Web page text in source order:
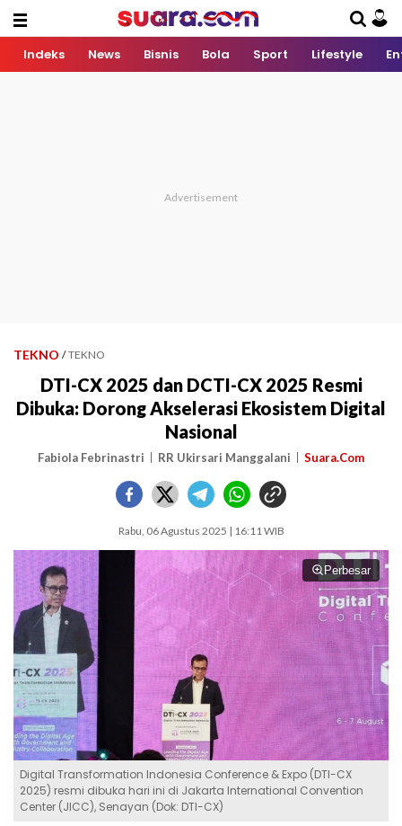
Indeks News Bisnis Bola Sport Lifestyle
TEKNO / TEKNO
DTI-CX 2025 dan DCTI-CX 2025 Resmi
Dibuka: Dorong Akselerasi Ekosistem Digital
Nasional
Fabiola Febrinastri RR Ukirsari Manggalani Suara.Com
Rabu, 06 Agustus 2025 | 16:11 WIB
Perbesar
Digital Transformation Indonesia Conference & Expo (DTI-CX
2025) resmi dibuka hari ini di Jakarta International Convention
Center (JICC), Senayan (Dok: DTI-CX)